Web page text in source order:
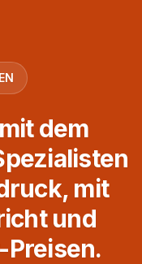
dem
mit
und